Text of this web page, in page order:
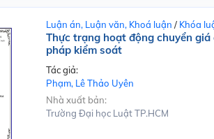
Luận án, Luận văn, Khoá luận / Khóa
Thực trạng hoạt động chuyển
pháp kiểm soát
Tác giả:
Phạm, Lê Thảo Uyên
Nhà xuất bản:
Trường Đại học Luật TP.HCM